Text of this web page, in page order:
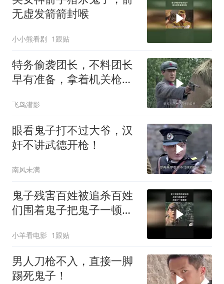
无虚发箭箭封喉
小小熊看剧 1跟贴
特务偷袭团长，不料团长
早有准备，拿着机关枪躲
飞鸟潜影
眼看鬼子打不过大爷，汉
奸不讲武德开枪！
南风未满
鬼子残害百姓被追杀百姓
们围着鬼子把鬼子一顿暴
小羊看电影 1跟贴
男人刀枪不入，直接一脚
踢死鬼子！